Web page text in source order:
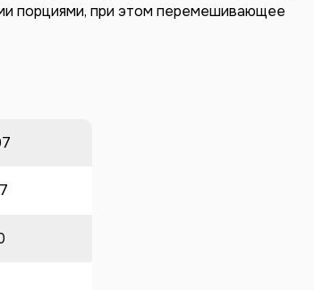
порциями, при этом перемешивающее